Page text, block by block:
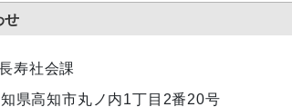
せ
寿社会課
県高知市丸ノ内1丁目2番20号